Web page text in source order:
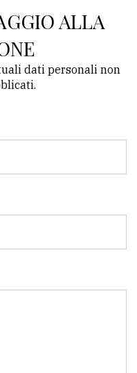
ALLA
dati personali non